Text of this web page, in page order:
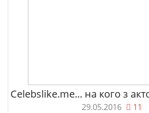
Celebslike.me... на кого з
29.05.2016 11